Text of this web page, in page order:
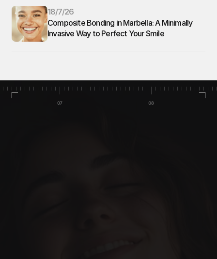
18/7/26
Composite Bonding in Marbella: A Minimally
Invasive Way to Perfect Your Smile